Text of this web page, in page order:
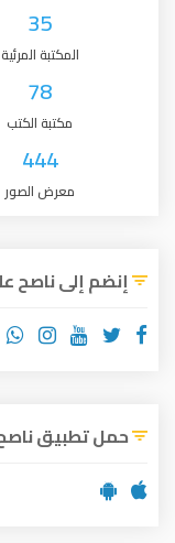
35
المكتبة المرئية
78
مكتبة الكتب
444
معرض الصور
إنضم إلى ناصح
حمل تطبيق